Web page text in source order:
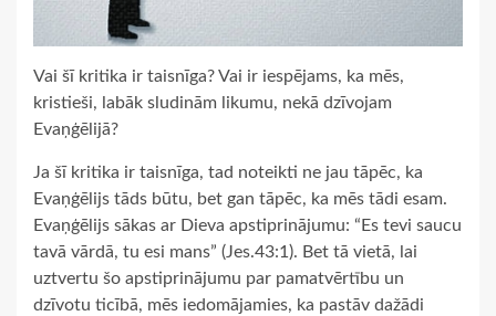
Vai šī kritika ir taisnīga? Vai ir iespējams, ka mēs,
kristieši, labāk sludinām likumu, nekā dzīvojam
Evaņģēlijā?
Ja šī kritika ir taisnīga, tad noteikti ne jau tāpēc, ka
Evaņģēlijs tāds būtu, bet gan tāpēc, ka mēs tādi esam.
Evaņģēlijs sākas ar Dieva apstiprinājumu: “Es tevi saucu
tavā vārdā, tu esi mans” (Jes.43:1). Bet tā vietā, lai
uztvertu šo apstiprinājumu par pamatvērtību un
dzīvotu ticībā, mēs iedomājamies, ka pastāv dažādi